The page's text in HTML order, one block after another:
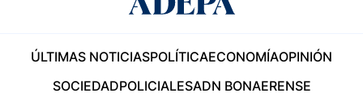
ÚLTIMAS NOTICIASPOLÍTICAECONOMÍAOPINIÓN
SOCIEDADPOLICIALESADN BONAERENSE